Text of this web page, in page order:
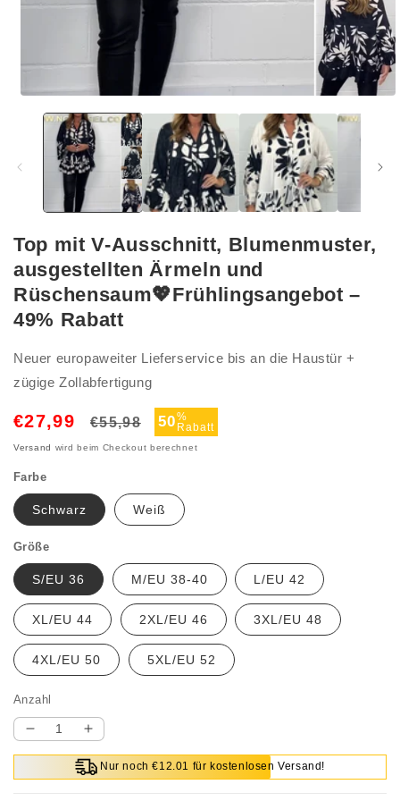
Top mit V-Ausschnitt, Blumenmuster,
ausgestellten Ärmeln und
Rüschensaum💖Frühlingsangebot –
49% Rabatt
Neuer europaweiter Lieferservice bis an die Haustür +
zügige Zollabfertigung
€27,99
Normaler
€55,98 Verkaufspreis
50%
Rabatt
Versand wird beim Checkout berechnet
Farbe
Schwarz Weiß
Größe
S/EU 36 M/EU 38-40 L/EU 42
XL/EU 44 2XL/EU 46 3XL/EU 48
4XL/EU 50 5XL/EU 52
Anzahl
Verringere
die
Menge
Erhöhe
die
Menge
Nur noch €12.01 für kostenlosen Versand!